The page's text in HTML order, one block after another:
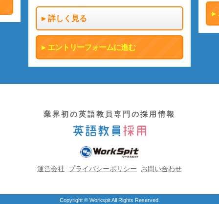
詳しく見る
エントリーフォームに進む
業界初の英語教員専門の採用情報
運営会社 プライバシーポリシー お問い合わせ
Copyright © Workspit All Rights Reserved.